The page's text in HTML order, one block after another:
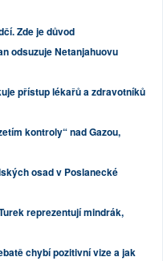
Zde je důvod
odsuzuje Netanjahuovu
přístup lékařů a zdravotníků
kontroly“ nad Gazou,
osad v Poslanecké
reprezentují mindrák,
chybí pozitivní vize a jak